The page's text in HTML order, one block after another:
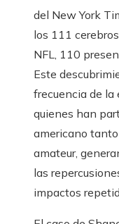
del New York
los 111
NFL, 110
Este
frecuencia de la
quienes han
americano
amateur,
las
impactos